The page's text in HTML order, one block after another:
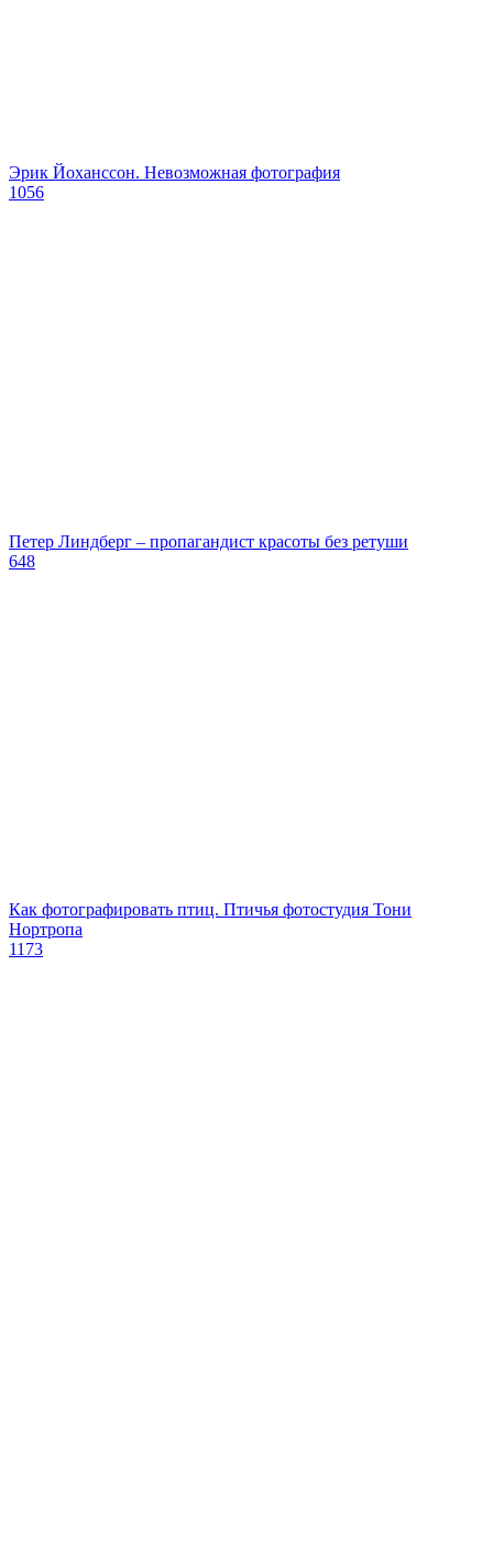
Эрик Йохансcон. Невозможная фотография
1056
Петер Линдберг – пропагандист красоты без ретуши
648
Как фотографировать птиц. Птичья фотостудия Тони
Нортропа
1173